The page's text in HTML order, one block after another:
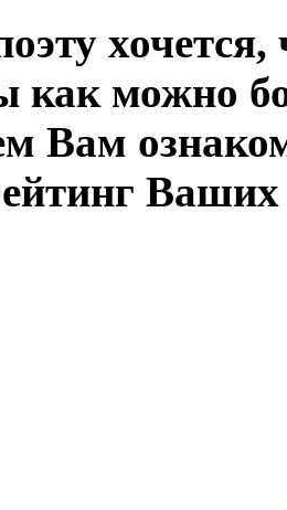
как можно
Вам
Ваших